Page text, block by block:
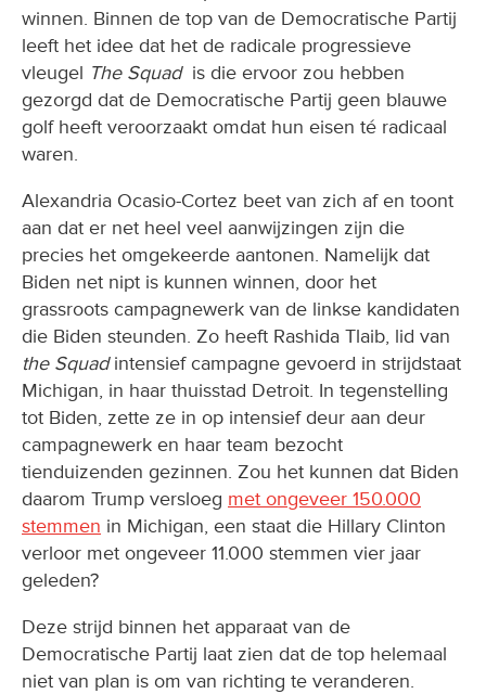
winnen. Binnen de top van de Democratische Partij
leeft het idee dat het de radicale progressieve
vleugel The Squadis die ervoor zou hebben
gezorgd dat de Democratische Partij geen blauwe
golf heeft veroorzaakt omdat hun eisen té radicaal
waren.
Alexandria Ocasio-Cortez beet van zich af en toont
aan dat er net heel veel aanwijzingen zijn die
precies het omgekeerde aantonen. Namelijk dat
Biden net nipt is kunnen winnen, door het
grassroots campagnewerk van de linkse kandidaten
die Biden steunden. Zo heeft Rashida Tlaib, lid van
the Squadintensief campagne gevoerd in strijdstaat
Michigan, in haar thuisstad Detroit. In tegenstelling
tot Biden, zette ze in op intensief deur aan deur
campagnewerk en haar team bezocht
tienduizenden gezinnen. Zou het kunnen dat Biden
daarom Trump versloeg met ongeveer 150.000
stemmen in Michigan, een staat die Hillary Clinton
verloor met ongeveer 11.000 stemmen vier jaar
geleden?
Deze strijd binnen het apparaat van de
Democratische Partij laat zien dat de top helemaal
niet van plan is om van richting te veranderen.